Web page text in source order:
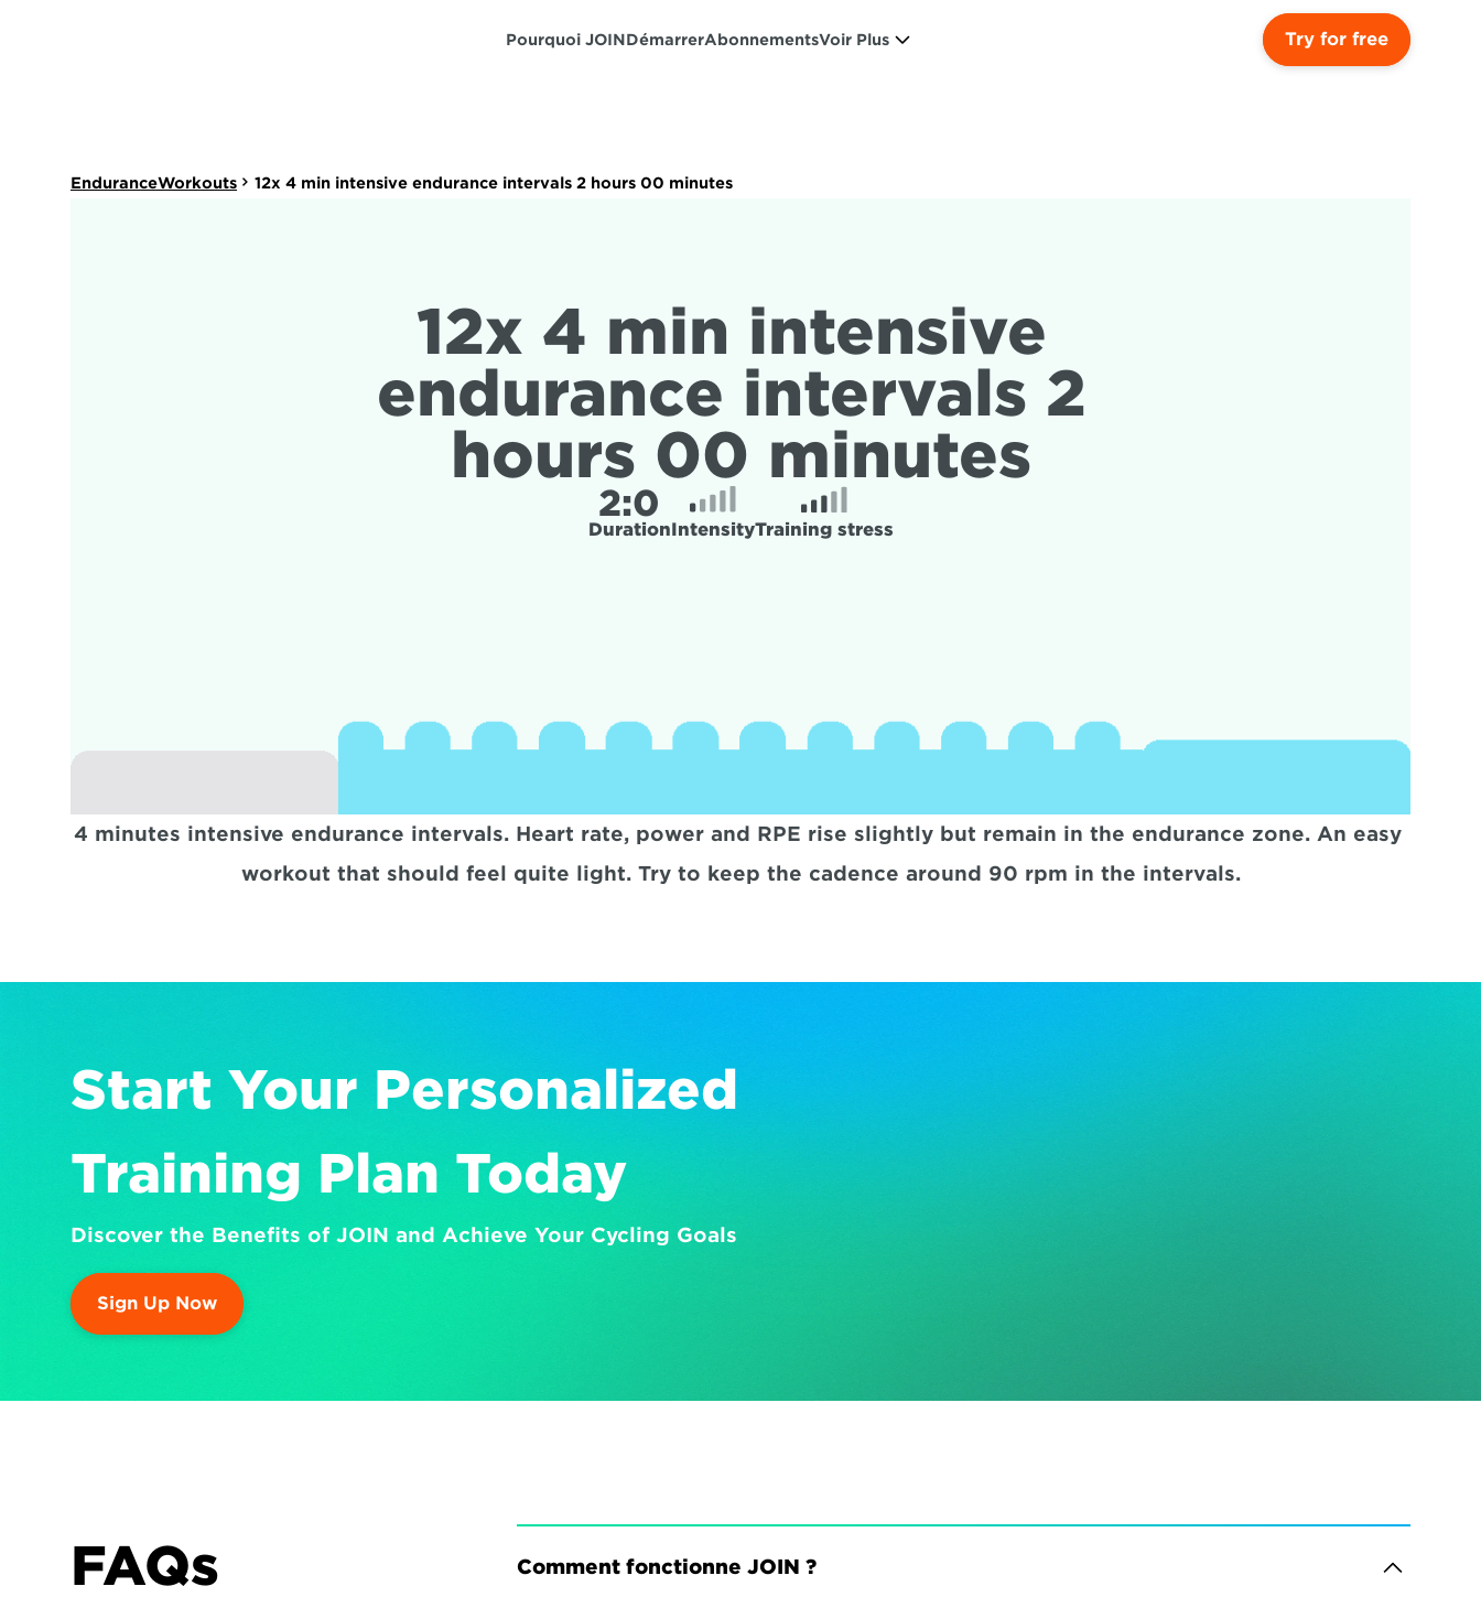
Pourquoi JOINDémarrerAbonnementsVoir Plus Try for free
EnduranceWorkouts 12x 4 min intensive endurance intervals 2 hours 00 minutes
12x 4 min intensive
endurance intervals 2
hours 00 minutes
2:0
DurationIntensityTraining stress
4 minutes intensive endurance intervals. Heart rate, power and RPE rise slightly but remain in the endurance zone. An easy
workout that should feel quite light. Try to keep the cadence around 90 rpm in the intervals.
Start Your Personalized
Training Plan Today
Discover the Benefits of JOIN and Achieve Your Cycling Goals
Sign Up Now
FAQs Comment fonctionne JOIN ?